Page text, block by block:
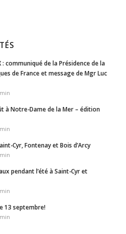
communiqué de la Présidence de la
de France et message de Mgr Luc
à Notre-Dame de la Mer – édition
Cyr, Fontenay et Bois d’Arcy
pendant l’été à Saint-Cyr et
13 septembre!